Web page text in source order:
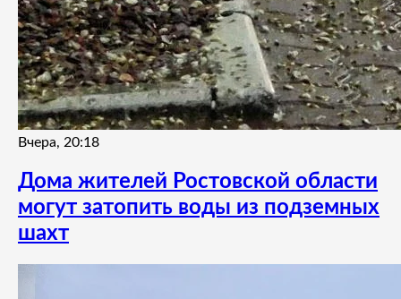
Вчера, 20:18
Дома жителей Ростовской области
могут затопить воды из подземных
шахт